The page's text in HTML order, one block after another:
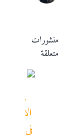
منشورات
متعلقة